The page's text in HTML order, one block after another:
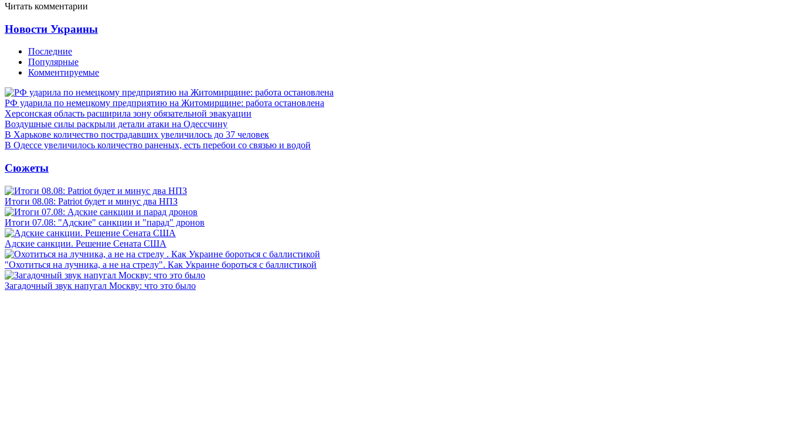
Читать комментарии
Новости Украины
Последние
Популярные
Комментируемые
РФ ударила по немецкому предприятию на Житомирщине: работа остановлена
Херсонская область расширила зону обязательной эвакуации
Воздушные силы раскрыли детали атаки на Одессчину
В Харькове количество пострадавших увеличилось до 37 человек
В Одессе увеличилось количество раненых, есть перебои со связью и водой
Сюжеты
Итоги 08.08: Patriot будет и минус два НПЗ
Итоги 07.08: "Адские" санкции и "парад" дронов
Адские санкции. Решение Сената США
"Охотиться на лучника, а не на стрелу". Как Украине бороться с баллистикой
Загадочный звук напугал Москву: что это было